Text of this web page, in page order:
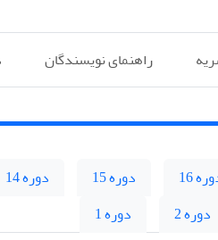
راهنمای نویسندگان
16 دوره 15 دوره 14
دوره 2 دوره 1